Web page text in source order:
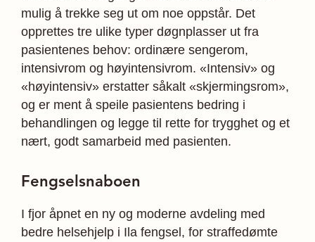
mulig å trekke seg ut om noe oppstår. Det
opprettes tre ulike typer døgnplasser ut fra
pasientenes behov: ordinære sengerom,
intensivrom og høyintensivrom. «Intensiv» og
«høyintensiv» erstatter såkalt «skjermingsrom»,
og er ment å speile pasientens bedring i
behandlingen og legge til rette for trygghet og et
nært, godt samarbeid med pasienten.
Fengselsnaboen
I fjor åpnet en ny og moderne avdeling med
bedre helsehjelp i Ila fengsel, for straffedømte